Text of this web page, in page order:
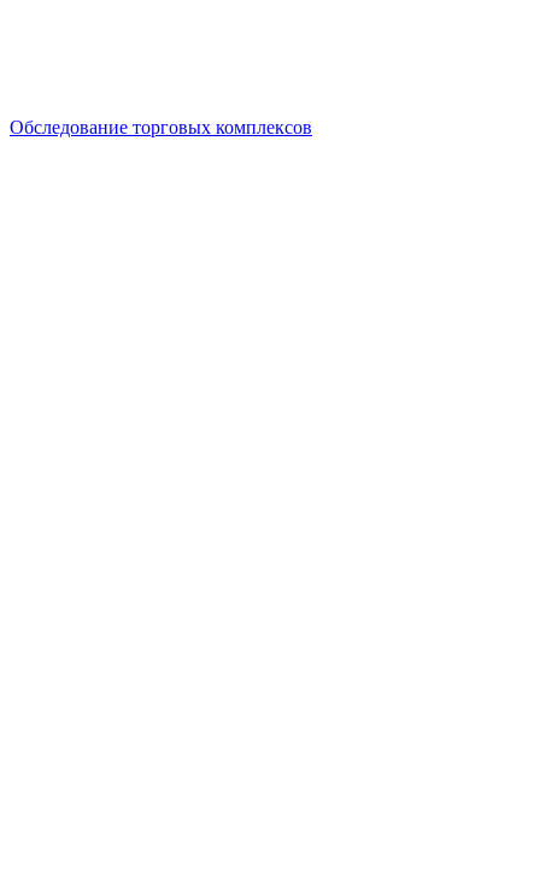
Обследование торговых комплексов